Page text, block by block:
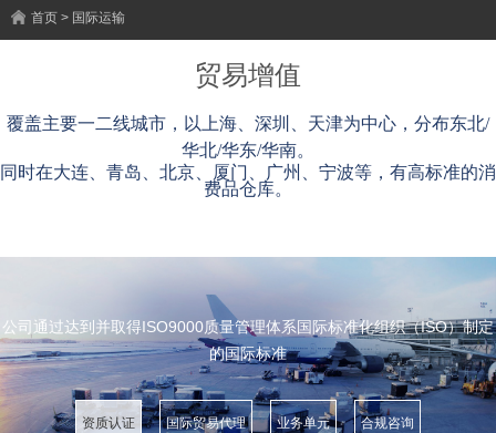
首页 > 国际运输
贸易增值
覆盖主要一二线城市，以上海、深圳、天津为中心，分布东北/
华北/华东/华南。
同时在大连、青岛、北京、厦门、广州、宁波等，有高标准的消
费品仓库。
公司通过达到并取得ISO9000质量管理体系国际标准化组织（ISO）制定
的国际标准
资质认证 国际贸易代理 业务单元 合规咨询